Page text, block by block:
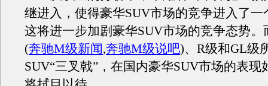
继进入，使得豪华SUV市场的竞争进入了一
这将进一步加剧豪华SUV市场的竞争态势。
(奔驰M级新闻,奔驰M级说吧)、R级和GL级
SUV“三叉戟”，在国内豪华SUV市场的表现